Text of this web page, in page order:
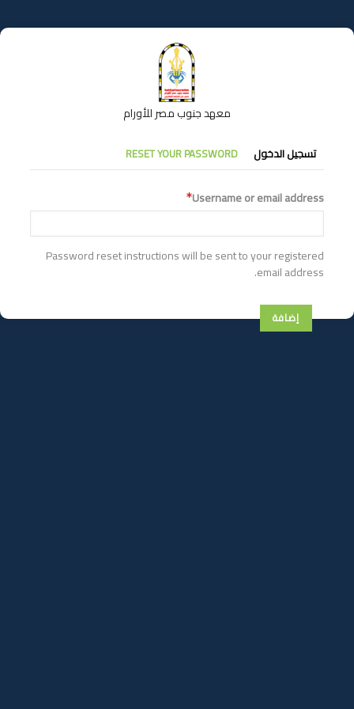
إلى
المحتوى
معهد جنوب مصر للأورام
التبويبات
الأساسية
تسجيل الدخول RESET YOUR PASSWORD
Username or email address
Password reset instructions will be sent to your registered
email address.